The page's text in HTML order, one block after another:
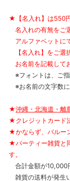
★【名入れ】は550円
名入れの有無をご
アルファベットに
【名入れ】をご選
お名前を記載して
※フォントは、ご指
※お名前の文字数に
★沖縄・北海道・離
★クレジットカード
★かならず、バルー
★パーティー雑貨と
す。
合計金額が10,000
雑貨の送料が発生